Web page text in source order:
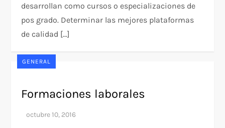
desarrollan como cursos o especializaciones de
pos grado. Determinar las mejores plataformas
de calidad […]
GENERAL
Formaciones laborales